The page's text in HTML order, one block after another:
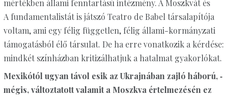
mértékben állami fenntartású intézmény. A Moszkvát és
A fundamentalistát is játszó Teatro de Babel társalapítója
voltam, ami egy félig független, félig állami-kormányzati
támogatásból élő társulat. De ha erre vonatkozik a kérdése:
mindkét színházban kritizálhatjuk a hatalmat gyakorlókat.
Mexikótól ugyan távol esik az Ukrajnában zajló háború, ­
mégis, változtatott valamit a Moszkva értelmezésén ez